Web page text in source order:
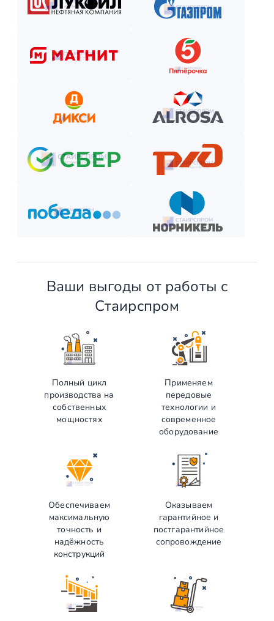
Получите смету и договор.
Выберите способ оплаты из предложенных.
Внесите предоплату (если требуется).
Отслеживайте этапы производства и монтажа.
Оплатите остаток после приёмки —
и наслаждайтесь новой конструкцией!
Ваши выгоды от работы с
Стаирспром
Полный цикл
производства на
собственных
мощностях
Применяем
передовые
технологии и
современное
оборудование
Обеспечиваем
максимальную
точность и
надёжность
конструкций
Оказываем
гарантийное и
постгарантийное
сопровождение